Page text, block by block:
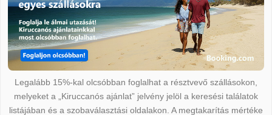
Legalább 15%-kal olcsóbban foglalhat a résztvevő szállásokon,
melyeket a „Kiruccanós ajánlat” jelvény jelöl a keresési találatok
listájában és a szobaválasztási oldalakon. A megtakarítás mértéke